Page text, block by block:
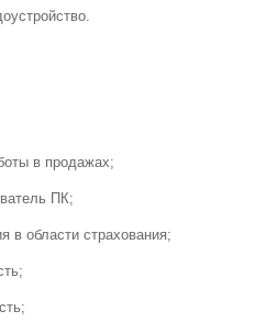
в продажах;
ПК;
в области страхования;